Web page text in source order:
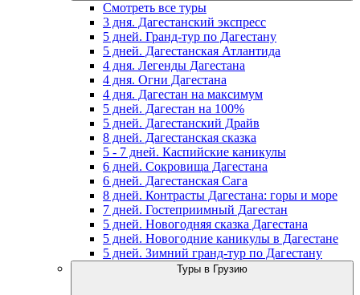
Смотреть все туры
3 дня. Дагестанский экспресс
5 дней. Гранд-тур по Дагестану
5 дней. Дагестанская Атлантида
4 дня. Легенды Дагестана
4 дня. Огни Дагестана
4 дня. Дагестан на максимум
5 дней. Дагестан на 100%
5 дней. Дагестанский Драйв
8 дней. Дагестанская сказка
5 - 7 дней. Каспийские каникулы
6 дней. Сокровища Дагестана
6 дней. Дагестанская Сага
8 дней. Контрасты Дагестана: горы и море
7 дней. Гостеприимный Дагестан
5 дней. Новогодняя сказка Дагестана
5 дней. Новогодние каникулы в Дагестане
5 дней. Зимний гранд-тур по Дагестану
Туры в Грузию